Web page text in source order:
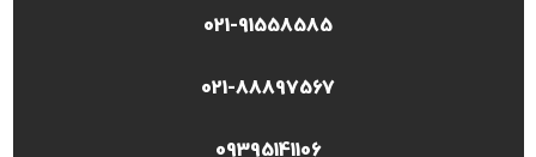
021-91558585
021-88897567
09395141106